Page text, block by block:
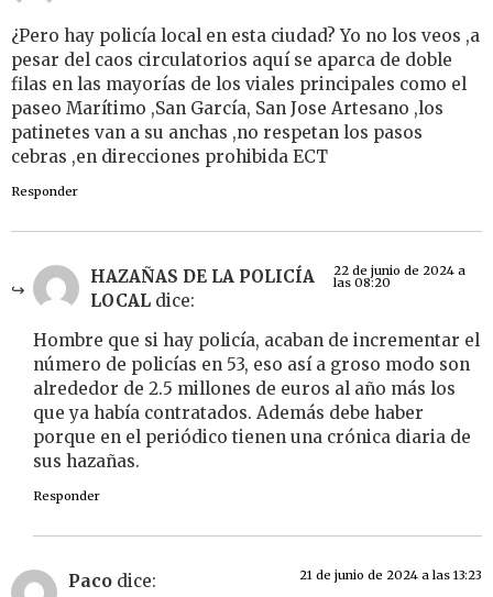
¿Pero hay policía local en esta ciudad? Yo no los veos ,a
pesar del caos circulatorios aquí se aparca de doble
filas en las mayorías de los viales principales como el
paseo Marítimo ,San García, San Jose Artesano ,los
patinetes van a su anchas ,no respetan los pasos
cebras ,en direcciones prohibida ECT
Responder
HAZAÑAS DE LA POLICÍA
LOCAL dice:
22 de junio de 2024 a
las 08:20
Hombre que si hay policía, acaban de incrementar el
número de policías en 53, eso así a groso modo son
alrededor de 2.5 millones de euros al año más los
que ya había contratados. Además debe haber
porque en el periódico tienen una crónica diaria de
sus hazañas.
Responder
Paco dice: 21 de junio de 2024 a las 13:23